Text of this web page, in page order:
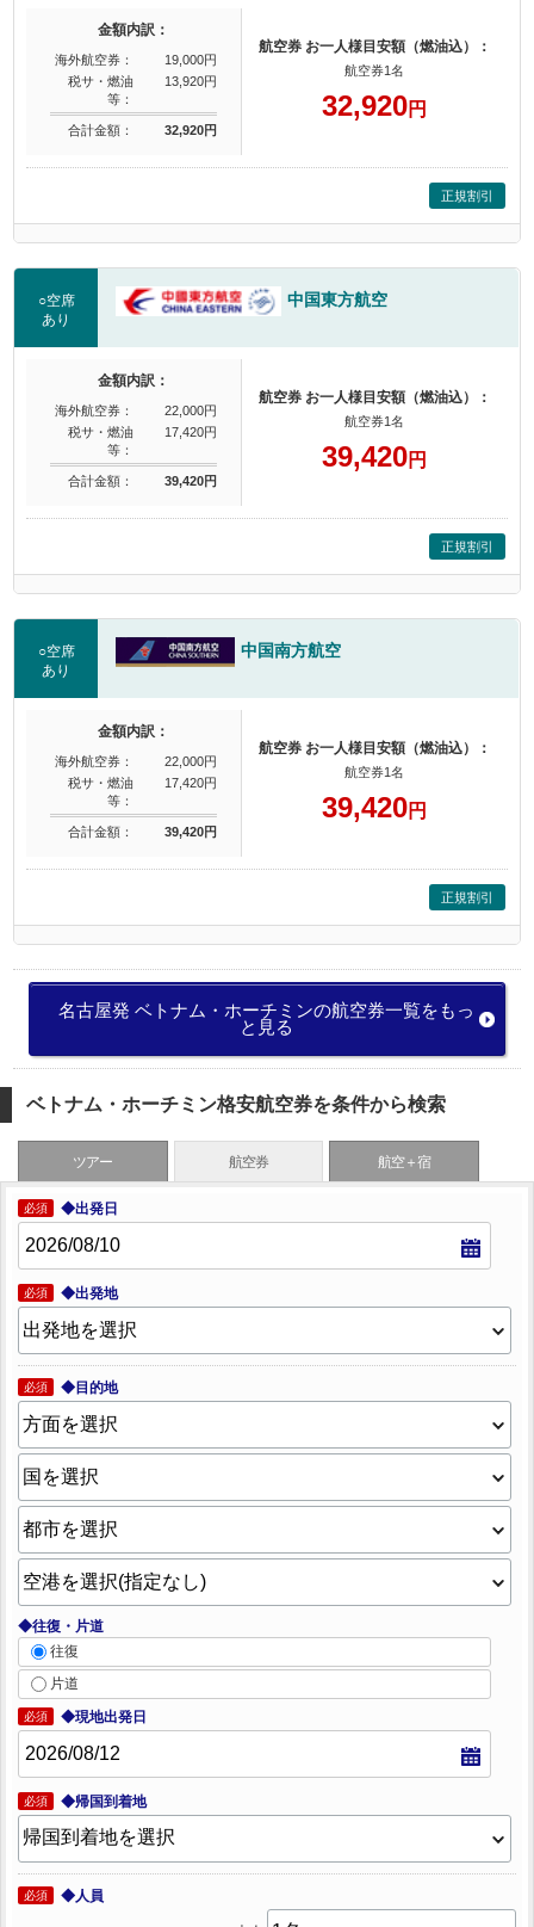
金額内訳：
海外航空券：
19,000円
税サ・燃油
等：
13,920円
合計金額： 32,920円
航空券 お一人様目安額（燃油込）：
航空券1名
32,920円
正規割引
○空席
あり
中国東方航空
金額内訳：
海外航空券：
22,000円
税サ・燃油
等：
17,420円
合計金額： 39,420円
航空券 お一人様目安額（燃油込）：
航空券1名
39,420円
正規割引
○空席
あり
中国南方航空
金額内訳：
海外航空券：
22,000円
税サ・燃油
等：
17,420円
合計金額： 39,420円
航空券 お一人様目安額（燃油込）：
航空券1名
39,420円
正規割引
名古屋発 ベトナム・ホーチミンの航空券一覧をもっ
と見る
ベトナム・ホーチミン格安航空券を条件から検索
ツアー 航空券 航空＋宿
必須 ◆出発日
必須 ◆出発地
必須 ◆目的地
◆往復・片道
往復
片道
必須 ◆現地出発日
必須 ◆帰国到着地
必須 ◆人員